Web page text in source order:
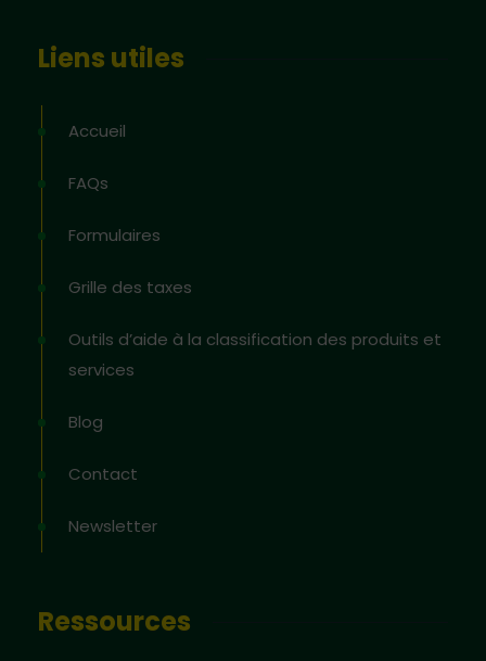
Liens utiles
Accueil
FAQs
Formulaires
Grille des taxes
Outils d’aide à la classification des produits et
services
Blog
Contact
Newsletter
Ressources